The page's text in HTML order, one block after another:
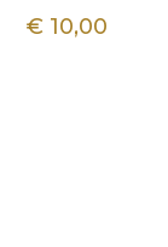
€ 10,00